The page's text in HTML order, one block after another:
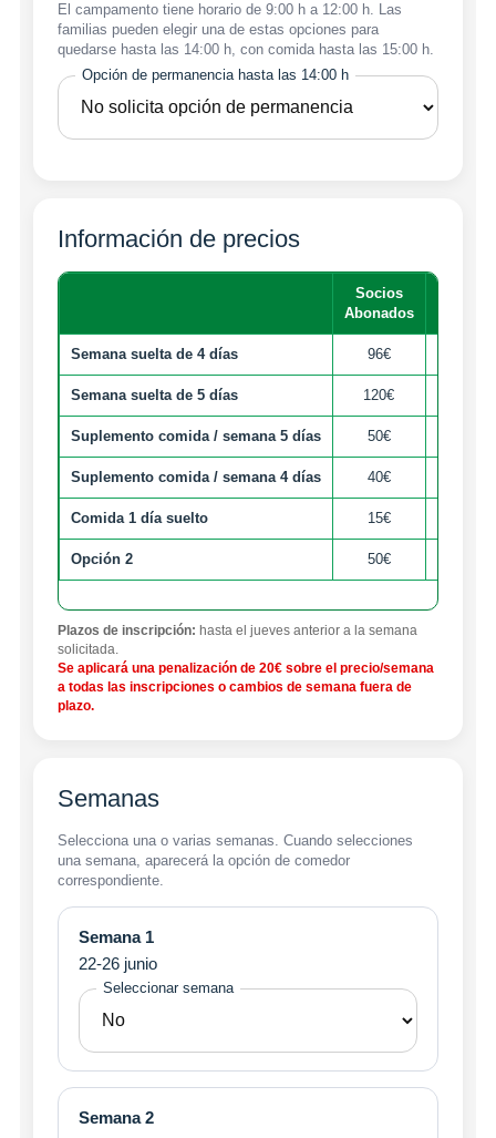
El campamento tiene horario de 9:00 h a 12:00 h. Las
familias pueden elegir una de estas opciones para
quedarse hasta las 14:00 h, con comida hasta las 15:00 h.
Opción de permanencia hasta las 14:00 h
Información de precios
Socios
Abonados
Semana suelta de 4 días 96€
Semana suelta de 5 días 120€
Suplemento comida / semana 5 días 50€
Suplemento comida / semana 4 días 40€
Comida 1 día suelto 15€
Opción 2 50€
Plazos de inscripción: hasta el jueves anterior a la semana
solicitada.
Se aplicará una penalización de 20€ sobre el precio/semana
a todas las inscripciones o cambios de semana fuera de
plazo.
Semanas
Selecciona una o varias semanas. Cuando selecciones
una semana, aparecerá la opción de comedor
correspondiente.
Semana 1
22-26 junio
Seleccionar semana
Semana 2